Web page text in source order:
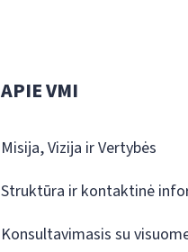
APIE VMI
Misija, Vizija ir Vertybės
Struktūra ir kontaktinė
Konsultavimasis su